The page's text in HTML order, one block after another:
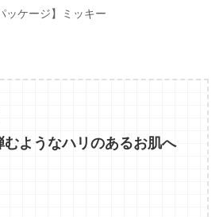
ッケージ】ミッキー
むようなハリのあるお肌へ